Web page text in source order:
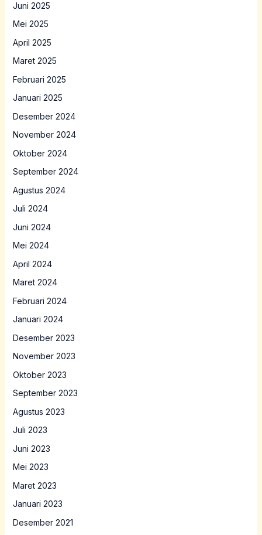
Juni 2025
Mei 2025
April 2025
Maret 2025
Februari 2025
Januari 2025
Desember 2024
November 2024
Oktober 2024
September 2024
Agustus 2024
Juli 2024
Juni 2024
Mei 2024
April 2024
Maret 2024
Februari 2024
Januari 2024
Desember 2023
November 2023
Oktober 2023
September 2023
Agustus 2023
Juli 2023
Juni 2023
Mei 2023
Maret 2023
Januari 2023
Desember 2021